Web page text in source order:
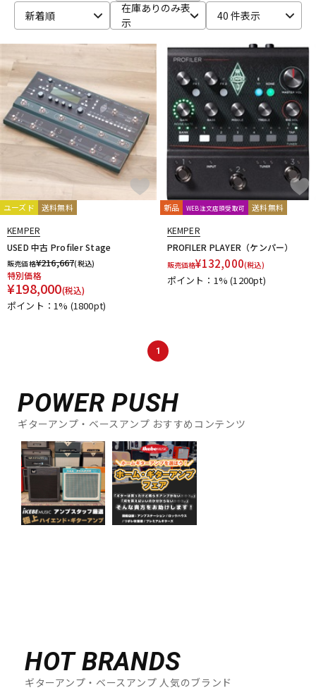
ベース ウクレレ
ドラム パーカッション
キーボード 電子ピアノ
管楽器 その他楽器
DTM
ヴィンテージ
新着順
在庫ありのみ表
示
40 件表示
ユーズド 送料無料
KEMPER
USED 中古 Profiler Stage
販売価格¥216,667(税込)
特別価格
¥198,000(税込)
ポイント：1% (1800pt)
新品 WEB注文店頭受取可 送料無料
KEMPER
PROFILER PLAYER（ケンパー）
販売価格¥132,000(税込)
ポイント：1%(1200pt)
1
POWER PUSH
ギターアンプ・ベースアンプ おすすめコンテンツ
HOT BRANDS
ギターアンプ・ベースアンプ 人気のブランド